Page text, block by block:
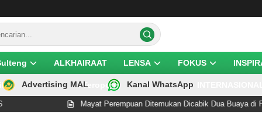
ALKHAIRAAT LENSA FOKUS
Teropong
Advertising MAL Kanal WhatsApp
Mayat Perempuan Ditemukan Dicabik Dua Buaya di Pantai